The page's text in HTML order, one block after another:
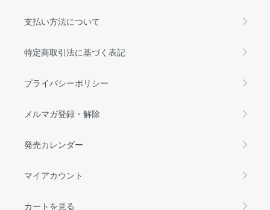
支払い方法について
特定商取引法に基づく表記
プライバシーポリシー
メルマガ登録・解除
発売カレンダー
マイアカウント
カートを見る